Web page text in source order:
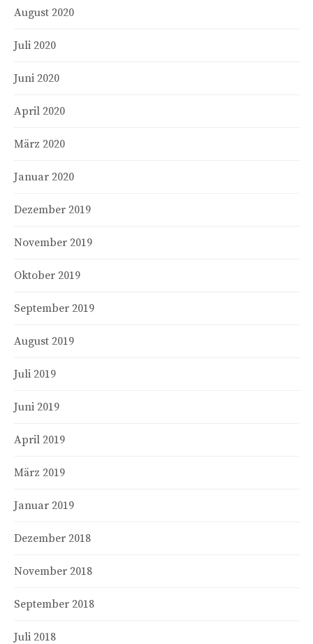
August 2020
Juli 2020
Juni 2020
April 2020
März 2020
Januar 2020
Dezember 2019
November 2019
Oktober 2019
September 2019
August 2019
Juli 2019
Juni 2019
April 2019
März 2019
Januar 2019
Dezember 2018
November 2018
September 2018
Juli 2018